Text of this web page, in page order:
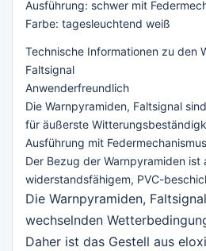
Ausführung: schwer mit
Farbe: tagesleuchtend weiß
Technische Informationen zu den
Faltsignal
Anwenderfreundlich
Die Warnpyramiden, Faltsignal
für äußerste
Ausführung mit
Der Bezug der Warnpyramiden ist
widerstandsfähigem, PVC-
Die Warnpyramiden,
wechselnden
Daher ist das Gestell aus